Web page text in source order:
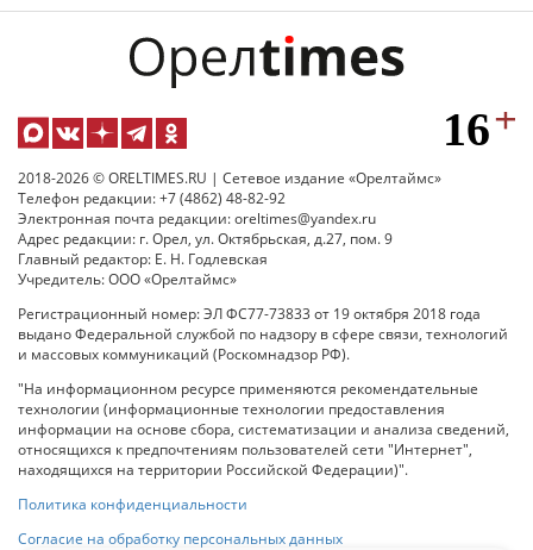
2018-2026 © ORELTIMES.RU | Сетевое издание «Орелтаймс»
Телефон редакции: +7 (4862) 48-82-92
Электронная почта редакции: oreltimes@yandex.ru
Адрес редакции: г. Орел, ул. Октябрьская, д.27, пом. 9
Главный редактор: Е. Н. Годлевская
Учредитель: ООО «Орелтаймс»
Регистрационный номер: ЭЛ ФС77-73833 от 19 октября 2018 года
выдано Федеральной службой по надзору в сфере связи, технологий
и массовых коммуникаций (Роскомнадзор РФ).
"На информационном ресурсе применяются рекомендательные
технологии (информационные технологии предоставления
информации на основе сбора, систематизации и анализа сведений,
относящихся к предпочтениям пользователей сети "Интернет",
находящихся на территории Российской Федерации)".
Политика конфиденциальности
Согласие на обработку персональных данных